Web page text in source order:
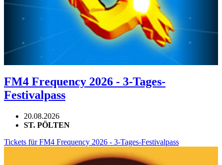
FM4 Frequency 2026 - 3-Tages-
Festivalpass
20.08.2026
ST. PÖLTEN
Tickets für FM4 Frequency 2026 - 3-Tages-Festivalpass